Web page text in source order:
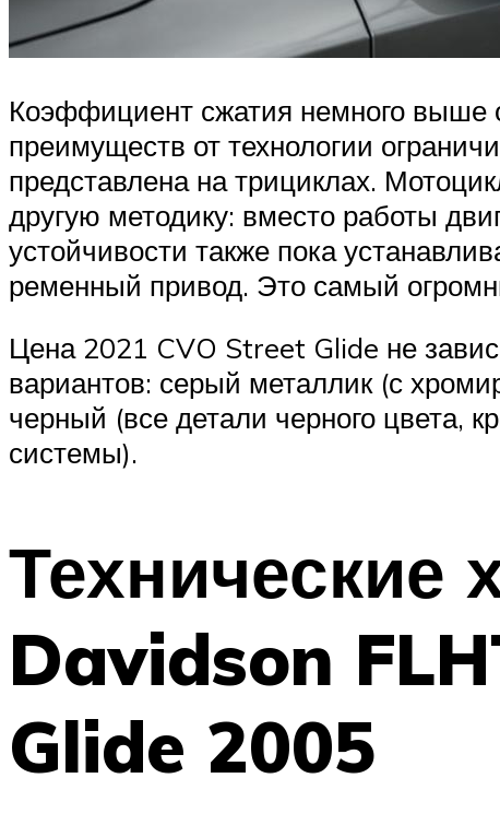
Коэффициент сжатия немного выше
преимуществ от технологии
представлена на трициклах.
другую методику: вместо работы
устойчивости также пока
ременный привод. Это самый
Цена 2021 CVO Street Glide не
вариантов: серый металлик (с
черный (все детали черного цвета,
системы).
Технические
Davidson
Glide 2005